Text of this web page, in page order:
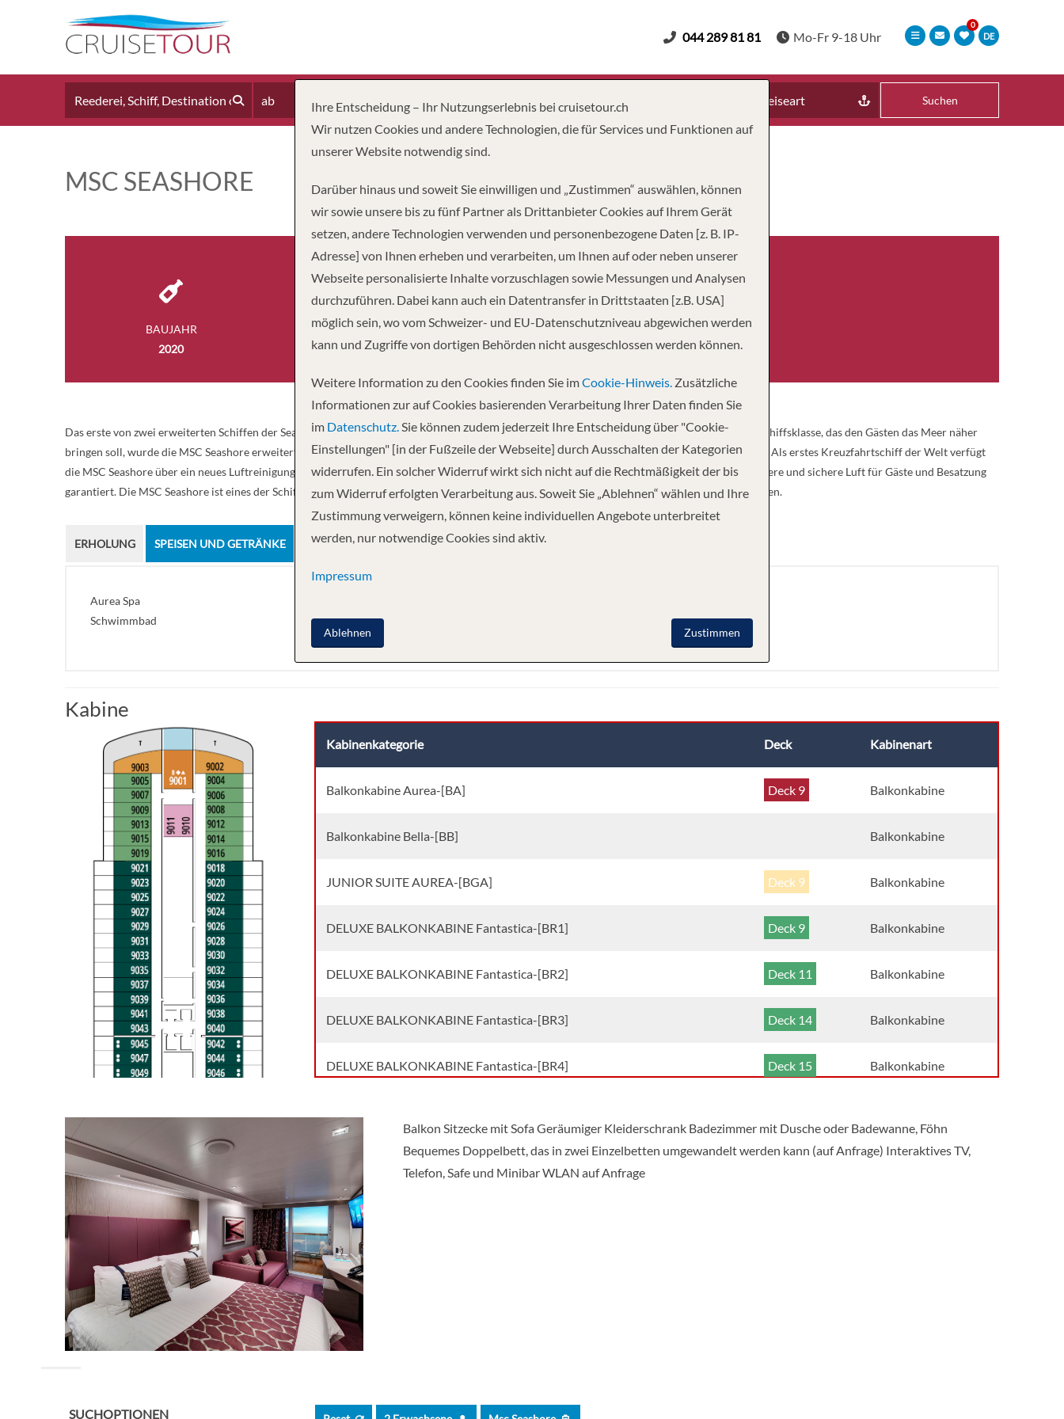
DE
044 289 81 81 Mo-Fr 9-18 Uhr
ab Erwachsene Kinder Reiseart Suchen
MSC SEASHORE
BAUJAHR
2020
BESATZUNG
1,413
PASSAGIERE
5,632
Das erste von zwei erweiterten Schiffen der Seaside EVO-Klasse. Aufbauend auf dem bahnbrechenden und wegweisenden Design der Seaside-Schiffsklasse, das den Gästen das Meer näher
bringen soll, wurde die MSC Seashore erweitert und mit einer Vielzahl brandneuer Funktionen, Räume und Erlebnisse für die Gäste ausgestattet. Als erstes Kreuzfahrtschiff der Welt verfügt
die MSC Seashore über ein neues Luftreinigungssystem, Safe Air“, das mit Hilfe von UV-C-Lampen Viren und Bakterien beseitigt und so eine saubere und sichere Luft für Gäste und Besatzung
garantiert. Die MSC Seashore ist eines der Schiffe, die das Ocean Cay MSC Marine Reserve, das exklusive MSC-Reiseziel auf den Bahamas, anlaufen.
ERHOLUNG SPEISEN UND GETRÄNKE UNTERHALTUNG FREIZEIT
Aurea Spa
Schwimmbad
Kabine
Kabinenkategorie Deck Kabinenart
Balkonkabine Aurea-[BA] Deck 9 Balkonkabine
Balkonkabine Bella-[BB] Balkonkabine
JUNIOR SUITE AUREA-[BGA] Deck 9 Balkonkabine
DELUXE BALKONKABINE Fantastica-[BR1] Deck 9 Balkonkabine
DELUXE BALKONKABINE Fantastica-[BR2] Deck 11 Balkonkabine
DELUXE BALKONKABINE Fantastica-[BR3] Deck 14 Balkonkabine
DELUXE BALKONKABINE Fantastica-[BR4] Deck 15 Balkonkabine
PREMIUM INNENKABINE-[IL1] Deck 10 Innenkabine
Deluxe Innenkabine-[IR1]
Deluxe Innenkabine-[IR2]
Aussenkabine Bella-[OB]
DELUXE KABINE MIT MEERBLICK Fantastica-[OR1]
Balkon Sitzecke mit Sofa Geräumiger Kleiderschrank Badezimmer mit Dusche oder Badewanne, Föhn
Bequemes Doppelbett, das in zwei Einzelbetten umgewandelt werden kann (auf Anfrage) Interaktives TV,
Telefon, Safe und Minibar WLAN auf Anfrage
SUCHOPTIONEN
Ihre Entscheidung – Ihr Nutzungserlebnis bei cruisetour.ch
Wir nutzen Cookies und andere Technologien, die für Services und Funktionen auf
unserer Website notwendig sind.
Darüber hinaus und soweit Sie einwilligen und „Zustimmen“ auswählen, können
wir sowie unsere bis zu fünf Partner als Drittanbieter Cookies auf Ihrem Gerät
setzen, andere Technologien verwenden und personenbezogene Daten [z. B. IP-
Adresse] von Ihnen erheben und verarbeiten, um Ihnen auf oder neben unserer
Webseite personalisierte Inhalte vorzuschlagen sowie Messungen und Analysen
durchzuführen. Dabei kann auch ein Datentransfer in Drittstaaten [z.B. USA]
möglich sein, wo vom Schweizer- und EU-Datenschutzniveau abgewichen werden
kann und Zugriffe von dortigen Behörden nicht ausgeschlossen werden können.
Weitere Information zu den Cookies finden Sie imCookie-Hinweis. Zusätzliche
Informationen zur auf Cookies basierenden Verarbeitung Ihrer Daten finden Sie
im Datenschutz.Sie können zudem jederzeit Ihre Entscheidung über "Cookie-
Einstellungen" [in der Fußzeile der Webseite] durch Ausschalten der Kategorien
widerrufen. Ein solcher Widerruf wirkt sich nicht auf die Rechtmäßigkeit der bis
zum Widerruf erfolgten Verarbeitung aus. Soweit Sie „Ablehnen“ wählen und Ihre
Zustimmung verweigern, können keine individuellen Angebote unterbreitet
werden, nur notwendige Cookies sind aktiv.
Impressum
Zustimmen
Ablehnen